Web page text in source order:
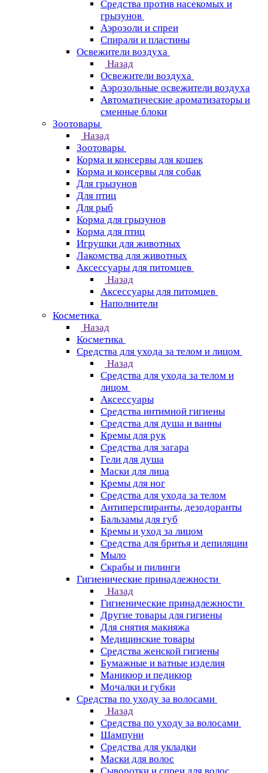
Средства против насекомых и
грызунов
Аэрозоли и спреи
Спирали и пластины
Освежители воздуха
Назад
Освежители воздуха
Аэрозольные освежители воздуха
Автоматические ароматизаторы и
сменные блоки
Зоотовары
Назад
Зоотовары
Корма и консервы для кошек
Корма и консервы для собак
Для грызунов
Для птиц
Для рыб
Корма для грызунов
Корма для птиц
Игрушки для животных
Лакомства для животных
Аксессуары для питомцев
Назад
Аксессуары для питомцев
Наполнители
Косметика
Назад
Косметика
Средства для ухода за телом и лицом
Назад
Средства для ухода за телом и
лицом
Аксессуары
Средства интимной гигиены
Средства для душа и ванны
Кремы для рук
Средства для загара
Гели для душа
Маски для лица
Кремы для ног
Средства для ухода за телом
Антиперспиранты, дезодоранты
Бальзамы для губ
Кремы и уход за лицом
Средства для бритья и депиляции
Мыло
Скрабы и пилинги
Гигиенические принадлежности
Назад
Гигиенические принадлежности
Другие товары для гигиены
Для снятия макияжа
Медицинские товары
Средства женской гигиены
Бумажные и ватные изделия
Маникюр и педикюр
Мочалки и губки
Средства по уходу за волосами
Назад
Средства по уходу за волосами
Шампуни
Средства для укладки
Маски для волос